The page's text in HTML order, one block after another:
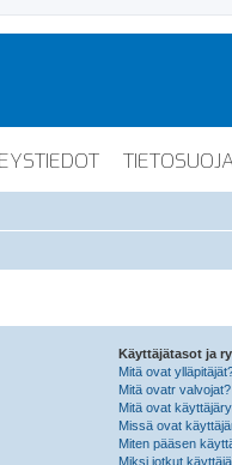
Käyttäjätasot ja
Mitä ovat
Mitä ovatr valvojat?
Mitä ovat
Missä ovat
Miten pääsen
Miksi jotkut